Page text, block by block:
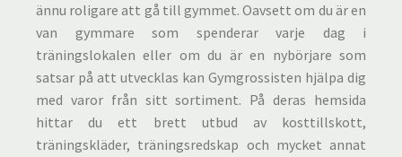
ännu roligare att gå till gymmet. Oavsett om du är en
van gymmare som spenderar varje dag i
träningslokalen eller om du är en nybörjare som
satsar på att utvecklas kan Gymgrossisten hjälpa dig
med varor från sitt sortiment. På deras hemsida
hittar du ett brett utbud av kosttillskott,
träningskläder, träningsredskap och mycket annat